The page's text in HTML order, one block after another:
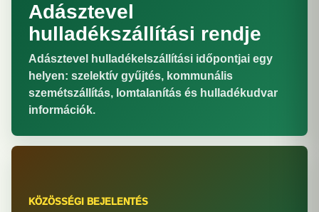
Adásztevel
hulladékszállítási rendje
Adásztevel hulladékelszállítási időpontjai egy
helyen: szelektív gyűjtés, kommunális
szemétszállítás, lomtalanítás és hulladékudvar
információk.
KÖZÖSSÉGI BEJELENTÉS